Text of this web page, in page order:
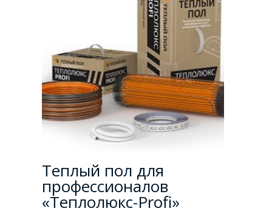
Теплый пол для
профессионалов
«Теплолюкс-Profi»